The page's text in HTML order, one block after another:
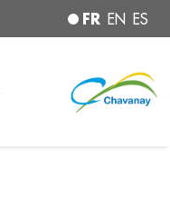
FR EN ES